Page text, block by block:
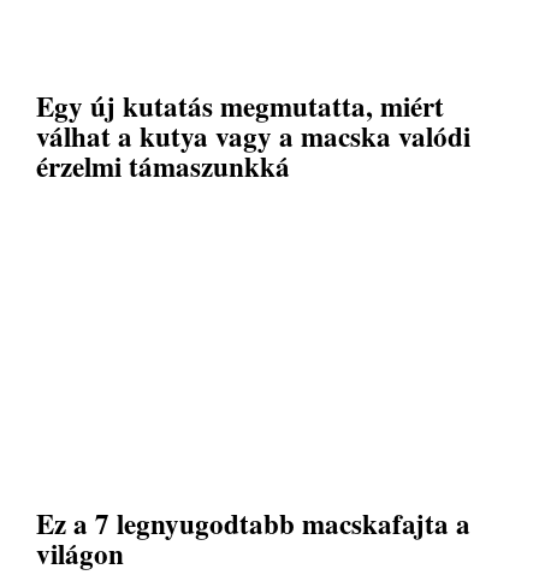
Egy új kutatás megmutatta, miért
válhat a kutya vagy a macska valódi
érzelmi támaszunkká
Ez a 7 legnyugodtabb macskafajta a
világon